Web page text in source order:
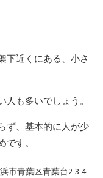
下近くにある、小さ
も多いでしょう。
ず、基本的に人が少
す。
市青葉区青葉台2-3-4